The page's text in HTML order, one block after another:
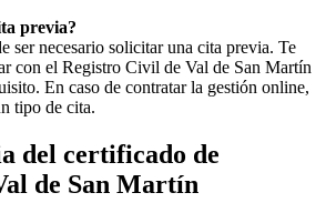
previa?
ser necesario solicitar una cita previa. Te
con el Registro Civil de Val de San Martín
En caso de contratar la gestión online,
tipo de cita.
del certificado de
de San Martín